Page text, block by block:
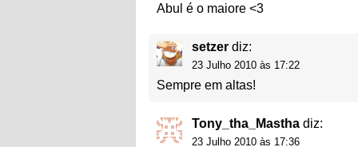
Abul é o maiore <3
setzer diz:
23 Julho 2010 às 17:22
Sempre em altas!
Tony_tha_Mastha diz:
23 Julho 2010 às 17:36